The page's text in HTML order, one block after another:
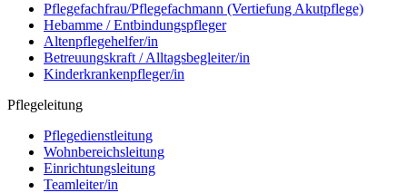
Pflegefachfrau/Pflegefachmann (Vertiefung Akutpflege)
Hebamme / Entbindungspfleger
Altenpflegehelfer/in
Betreuungskraft / Alltagsbegleiter/in
Kinderkrankenpfleger/in
Pflegeleitung
Pflegedienstleitung
Wohnbereichsleitung
Einrichtungsleitung
Teamleiter/in